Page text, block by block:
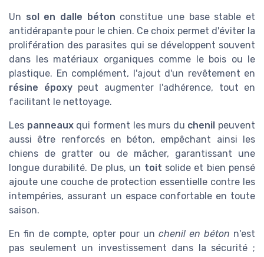
Un sol en dalle béton constitue une base stable et
antidérapante pour le chien. Ce choix permet d'éviter la
prolifération des parasites qui se développent souvent
dans les matériaux organiques comme le bois ou le
plastique. En complément, l'ajout d'un revêtement en
résine époxypeut augmenter l'adhérence, tout en
facilitant le nettoyage.
Les panneauxqui forment les murs du chenil peuvent
aussi être renforcés en béton, empêchant ainsi les
chiens de gratter ou de mâcher, garantissant une
longue durabilité. De plus, un toit solide et bien pensé
ajoute une couche de protection essentielle contre les
intempéries, assurant un espace confortable en toute
saison.
En fin de compte, opter pour un chenil en béton n'est
pas seulement un investissement dans la sécurité ;